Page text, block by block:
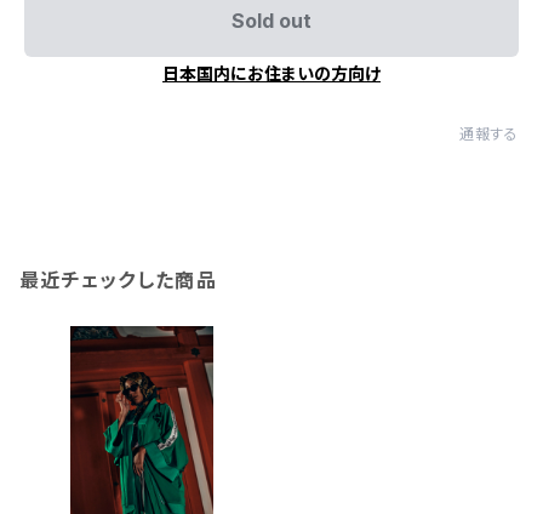
Sold out
日本国内にお住まいの方向け
通報する
最近チェックした商品